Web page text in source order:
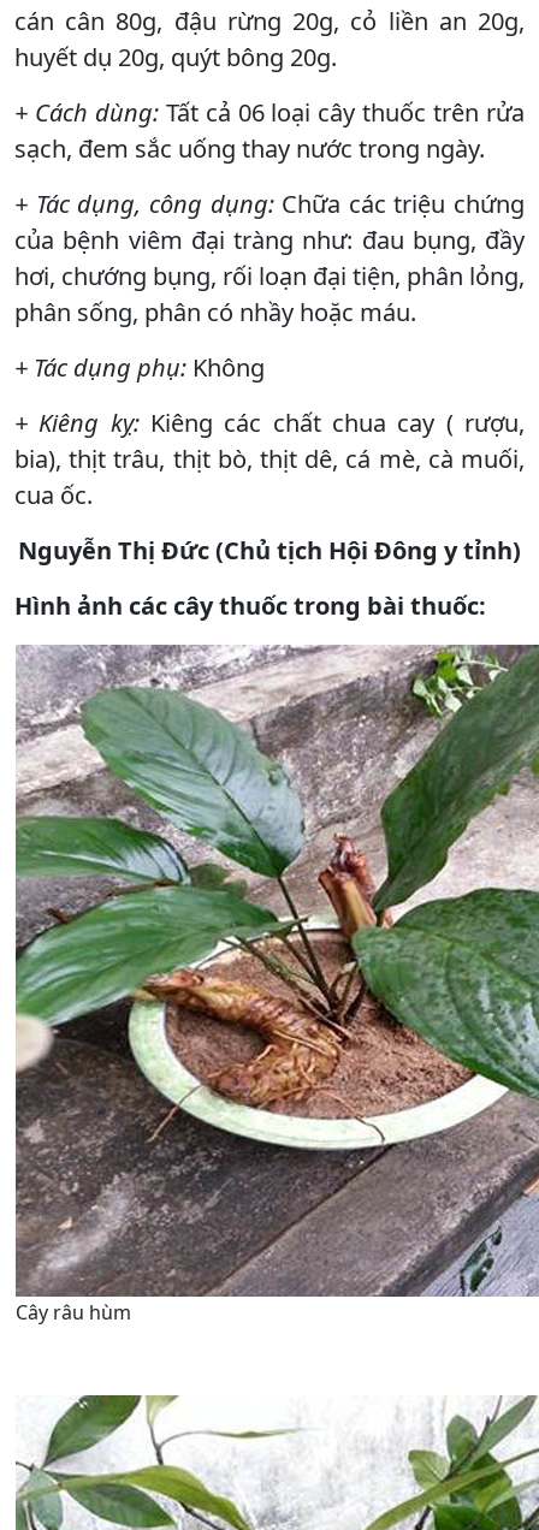
cán cân 80g, đậu rừng 20g, cỏ liền an 20g,
huyết dụ 20g, quýt bông 20g.
+ Cách dùng:Tất cả 06 loại cây thuốc trên rửa
sạch, đem sắc uống thay nước trong ngày.
+ Tác dụng, công dụng:Chữa các triệu chứng
của bệnh viêm đại tràng như: đau bụng, đầy
hơi, chướng bụng, rối loạn đại tiện, phân lỏng,
phân sống, phân có nhầy hoặc máu.
+ Tác dụng phụ: Không
+ Kiêng kỵ:Kiêng các chất chua cay ( rượu,
bia), thịt trâu, thịt bò, thịt dê, cá mè, cà muối,
cua ốc.
Nguyễn Thị Đức (Chủ tịch Hội Đông y tỉnh)
Hình ảnh các cây thuốc trong bài thuốc:
Cây râu hùm